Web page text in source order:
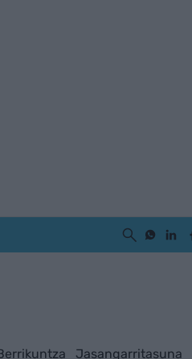
Jasangarritasuna